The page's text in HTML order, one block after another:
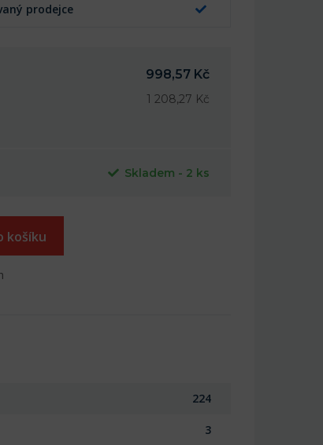
prodejce
998,57 Kč
1 208,27 Kč
Skladem - 2 ks
košíku
224
3